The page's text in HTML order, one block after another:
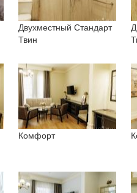
Двухместный Стандарт
Твин
Комфорт